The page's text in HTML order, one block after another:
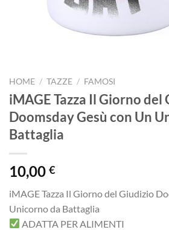
HOME / TAZZE / FAMOSI
iMAGE Tazza Il Giorno del
Doomsday Gesù con Un
Battaglia
10,00 €
iMAGE Tazza Il Giorno del Giudizio
Unicorno da Battaglia
ADATTA PER ALIMENTI